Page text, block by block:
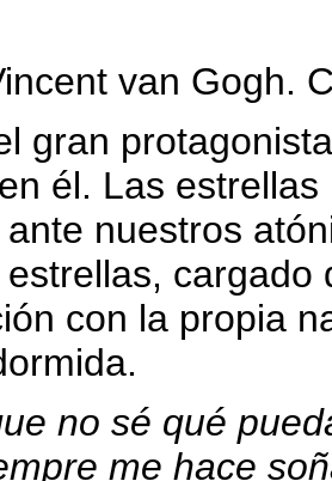
van Gogh.
gran
él. Las
nuestros
con la propia
no sé qué
me hace